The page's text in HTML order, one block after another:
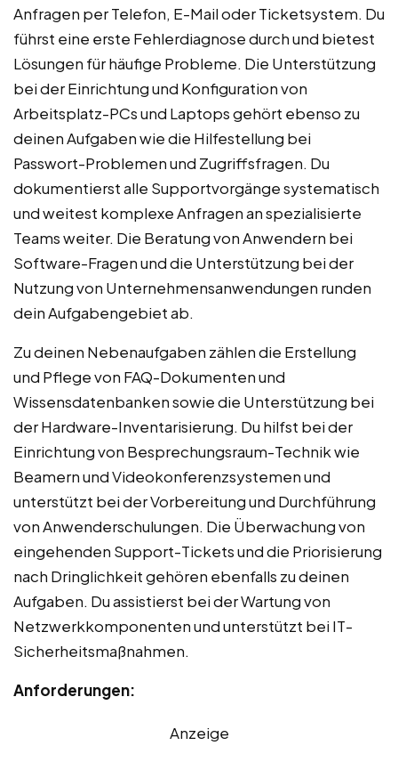
Anfragen per Telefon, E-Mail oder Ticketsystem. Du
führst eine erste Fehlerdiagnose durch und bietest
Lösungen für häufige Probleme. Die Unterstützung
bei der Einrichtung und Konfiguration von
Arbeitsplatz-PCs und Laptops gehört ebenso zu
deinen Aufgaben wie die Hilfestellung bei
Passwort-Problemen und Zugriffsfragen. Du
dokumentierst alle Supportvorgänge systematisch
und weitest komplexe Anfragen an spezialisierte
Teams weiter. Die Beratung von Anwendern bei
Software-Fragen und die Unterstützung bei der
Nutzung von Unternehmensanwendungen runden
dein Aufgabengebiet ab.
Zu deinen Nebenaufgaben zählen die Erstellung
und Pflege von FAQ-Dokumenten und
Wissensdatenbanken sowie die Unterstützung bei
der Hardware-Inventarisierung. Du hilfst bei der
Einrichtung von Besprechungsraum-Technik wie
Beamern und Videokonferenzsystemen und
unterstützt bei der Vorbereitung und Durchführung
von Anwenderschulungen. Die Überwachung von
eingehenden Support-Tickets und die Priorisierung
nach Dringlichkeit gehören ebenfalls zu deinen
Aufgaben. Du assistierst bei der Wartung von
Netzwerkkomponenten und unterstützt bei IT-
Sicherheitsmaßnahmen.
Anforderungen:
Anzeige